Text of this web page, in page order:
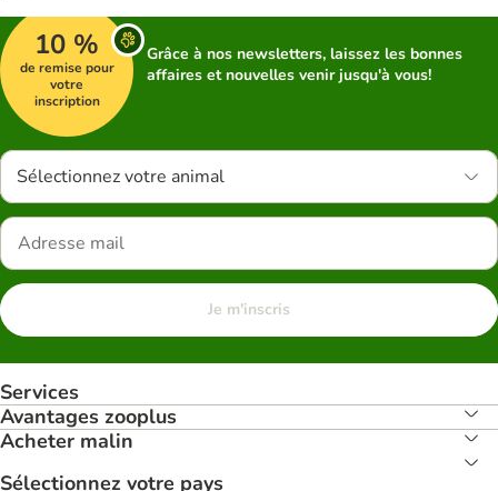
10 %
de remise pour
votre
inscription
Grâce à nos newsletters, laissez les bonnes
affaires et nouvelles venir jusqu'à vous!
Sélectionnez votre animal
Je m'inscris
Services
Avantages zooplus
Acheter malin
Sélectionnez votre pays